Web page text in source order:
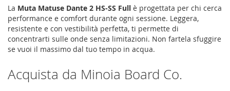
La Muta Matuse Dante 2 HS-SS Full è progettata per chi cerca
performance e comfort durante ogni sessione. Leggera,
resistente e con vestibilità perfetta, ti permette di
concentrarti sulle onde senza limitazioni. Non fartela sfuggire
se vuoi il massimo dal tuo tempo in acqua.
Acquista da Minoia Board Co.